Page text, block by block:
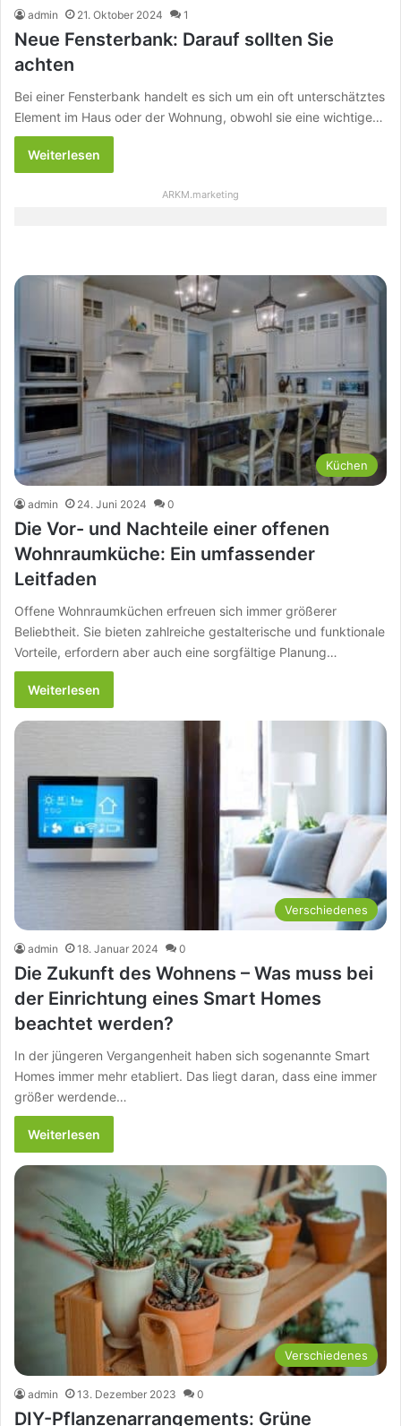
admin 21. Oktober 2024 1
Neue Fensterbank: Darauf sollten Sie
achten
Bei einer Fensterbank handelt es sich um ein oft unterschätztes
Element im Haus oder der Wohnung, obwohl sie eine wichtige…
Weiterlesen
ARKM.marketing
Küchen
admin 24. Juni 2024 0
Die Vor- und Nachteile einer offenen
Wohnraumküche: Ein umfassender
Leitfaden
Offene Wohnraumküchen erfreuen sich immer größerer
Beliebtheit. Sie bieten zahlreiche gestalterische und funktionale
Vorteile, erfordern aber auch eine sorgfältige Planung…
Weiterlesen
Verschiedenes
admin 18. Januar 2024 0
Die Zukunft des Wohnens – Was muss bei
der Einrichtung eines Smart Homes
beachtet werden?
In der jüngeren Vergangenheit haben sich sogenannte Smart
Homes immer mehr etabliert. Das liegt daran, dass eine immer
größer werdende…
Weiterlesen
Verschiedenes
admin 13. Dezember 2023 0
DIY-Pflanzenarrangements: Grüne